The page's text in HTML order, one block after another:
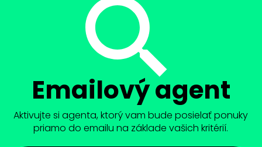
Emailový agent
Aktivujte si agenta, ktorý vam bude posielať ponuky
priamo do emailu na základe vašich kritérií.